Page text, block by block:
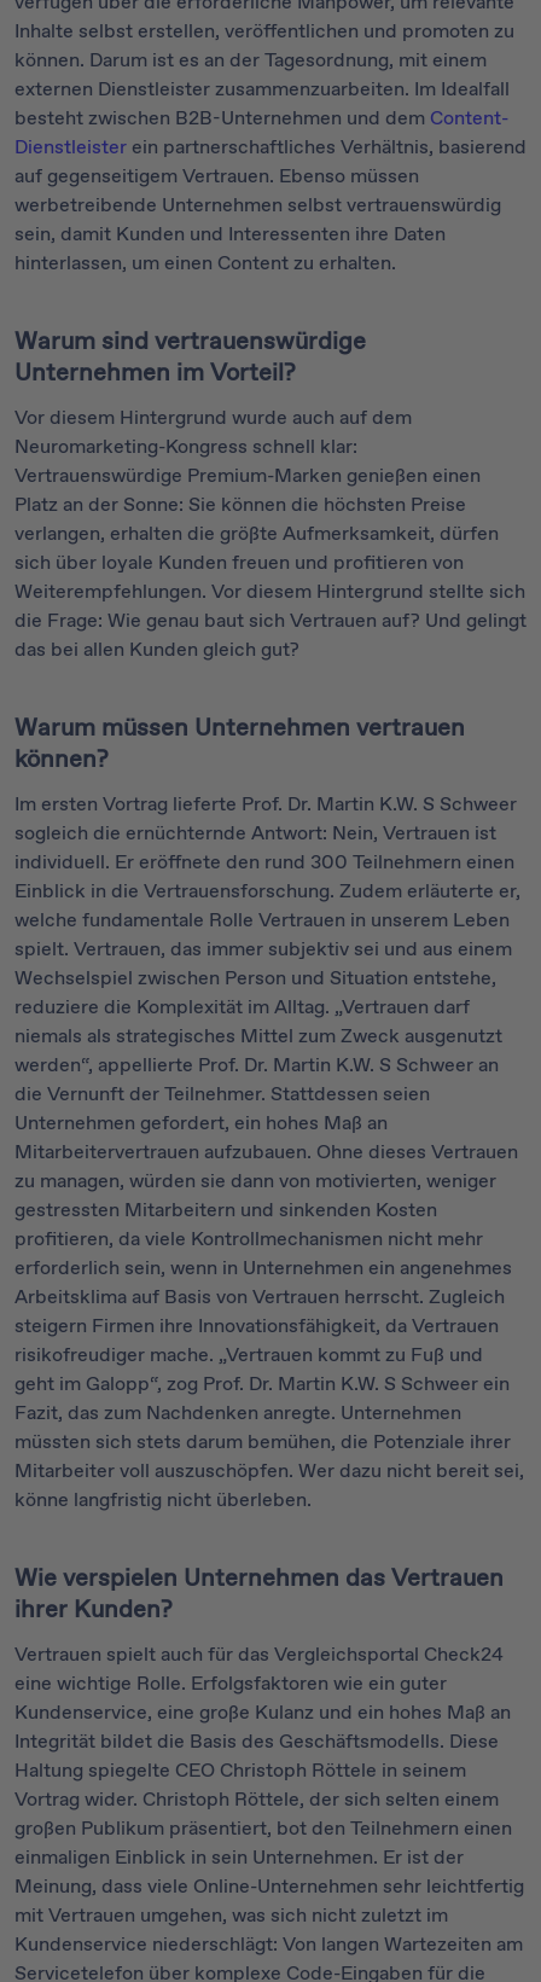
Inhalte selbst erstellen, veröffentlichen und promoten zu
können. Darum ist es an der Tagesordnung, mit einem
externen Dienstleister zusammenzuarbeiten. Im Idealfall
besteht zwischen B2B-Unternehmen und dem Content-
Dienstleister ein partnerschaftliches Verhältnis, basierend
auf gegenseitigem Vertrauen. Ebenso müssen
werbetreibende Unternehmen selbst vertrauenswürdig
sein, damit Kunden und Interessenten ihre Daten
hinterlassen, um einen Content zu erhalten.
Warum sind vertrauenswürdige
Unternehmen im Vorteil?
Vor diesem Hintergrund wurde auch auf dem
Neuromarketing-Kongress schnell klar:
Vertrauenswürdige Premium-Marken genießen einen
Platz an der Sonne: Sie können die höchsten Preise
verlangen, erhalten die größte Aufmerksamkeit, dürfen
sich über loyale Kunden freuen und profitieren von
Weiterempfehlungen. Vor diesem Hintergrund stellte sich
die Frage: Wie genau baut sich Vertrauen auf? Und gelingt
das bei allen Kunden gleich gut?
Warum müssen Unternehmen vertrauen
können?
Im ersten Vortrag lieferte Prof. Dr. Martin K.W. S Schweer
sogleich die ernüchternde Antwort: Nein, Vertrauen ist
individuell. Er eröffnete den rund 300 Teilnehmern einen
Einblick in die Vertrauensforschung. Zudem erläuterte er,
welche fundamentale Rolle Vertrauen in unserem Leben
spielt. Vertrauen, das immer subjektiv sei und aus einem
Wechselspiel zwischen Person und Situation entstehe,
reduziere die Komplexität im Alltag. „Vertrauen darf
niemals als strategisches Mittel zum Zweck ausgenutzt
werden“, appellierte Prof. Dr. Martin K.W. S Schweer an
die Vernunft der Teilnehmer. Stattdessen seien
Unternehmen gefordert, ein hohes Maß an
Mitarbeitervertrauen aufzubauen. Ohne dieses Vertrauen
zu managen, würden sie dann von motivierten, weniger
gestressten Mitarbeitern und sinkenden Kosten
profitieren, da viele Kontrollmechanismen nicht mehr
erforderlich sein, wenn in Unternehmen ein angenehmes
Arbeitsklima auf Basis von Vertrauen herrscht. Zugleich
steigern Firmen ihre Innovationsfähigkeit, da Vertrauen
risikofreudiger mache. „Vertrauen kommt zu Fuß und
geht im Galopp“, zog Prof. Dr. Martin K.W. S Schweer ein
Fazit, das zum Nachdenken anregte. Unternehmen
müssten sich stets darum bemühen, die Potenziale ihrer
Mitarbeiter voll auszuschöpfen. Wer dazu nicht bereit sei,
könne langfristig nicht überleben.
Wie verspielen Unternehmen das Vertrauen
ihrer Kunden?
Vertrauen spielt auch für das Vergleichsportal Check24
eine wichtige Rolle. Erfolgsfaktoren wie ein guter
Kundenservice, eine große Kulanz und ein hohes Maß an
Integrität bildet die Basis des Geschäftsmodells. Diese
Haltung spiegelte CEO Christoph Röttele in seinem
Vortrag wider. Christoph Röttele, der sich selten einem
großen Publikum präsentiert, bot den Teilnehmern einen
einmaligen Einblick in sein Unternehmen. Er ist der
Meinung, dass viele Online-Unternehmen sehr leichtfertig
mit Vertrauen umgehen, was sich nicht zuletzt im
Kundenservice niederschlägt: Von langen Wartezeiten am
Servicetelefon über komplexe Code-Eingaben für die